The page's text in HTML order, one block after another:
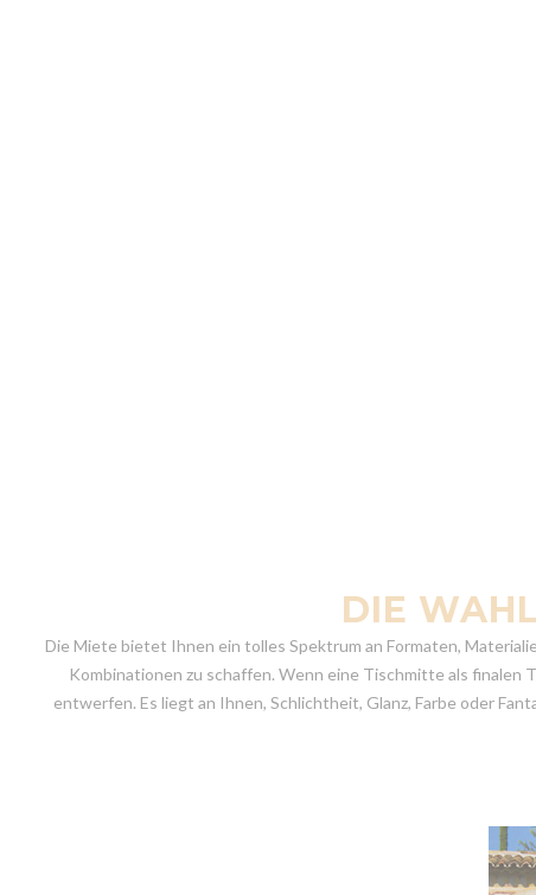
DIE
Die Miete bietet Ihnen ein tolles Spektrum an Formaten,
Kombinationen zu schaffen. Wenn eine Tischmitte als finalen
entwerfen. Es liegt an Ihnen, Schlichtheit, Glanz, Farbe oder